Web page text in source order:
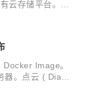
云存储平台。中
应用商店 上
博客 0.6.0
图片上传到七牛
所有云存储平
篇博文推荐功
Image。
。点云 ( DianC
内服务器上正常